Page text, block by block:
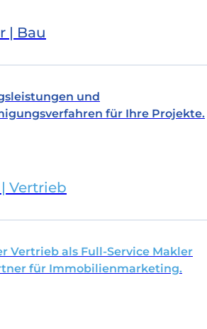
| Bau
und
für Ihre Projekte.
Vertrieb
Vertrieb als Full-Service Makler
für Immobilienmarketing.